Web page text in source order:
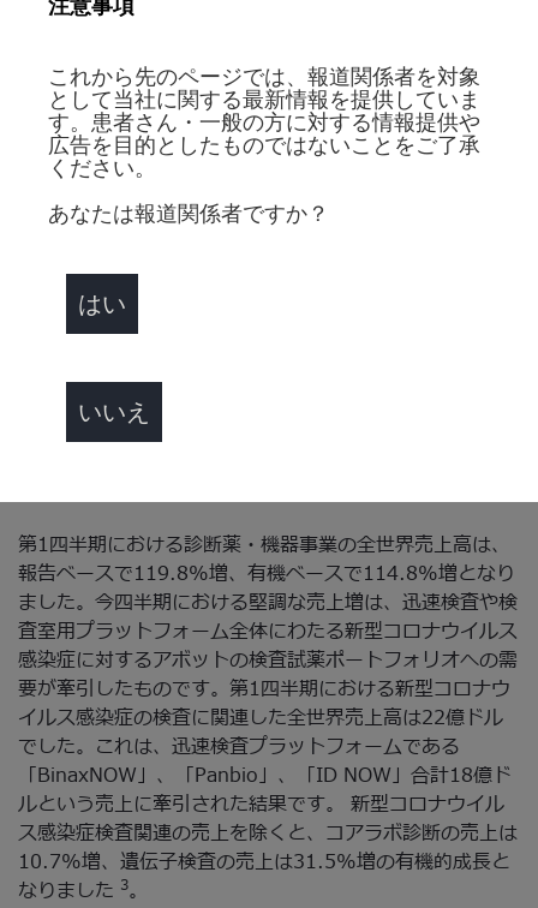
どちらもマーケットリーダーである、幅広くバランス良く
用の栄養剤ブランド「Glucerna®」の販売実績が堅調で
あったことから、成人用栄養剤製品部門におけるグローバ
ルでの売上成長は、報告ベースで18.9%、有機ベースで
18.3%となりました。小児用栄養剤製品部門では、新型
コロナウイルス感染拡大の結果として消費者が自宅待機指
示を前に購入量を増やした2020年第1四半期と比較した場
た。。
診断薬・機器
第1四半期における診断薬・機器事業の全世界売上高は、
報告ベースで119.8%増、有機ベースで114.8%増となり
ました。今四半期における堅調な売上増は、迅速検査や検
査室用プラットフォーム全体にわたる新型コロナウイルス
感染症に対するアボットの検査試薬ポートフォリオへの需
要が牽引したものです。第1四半期における新型コロナウ
イルス感染症の検査に関連した全世界売上高は22億ドル
でした。これは、迅速検査プラットフォームである
「BinaxNOW」、「Panbio」、「ID NOW」合計18億ド
ルという売上に牽引された結果です。 新型コロナウイル
ス感染症検査関連の売上を除くと、コアラボ診断の売上は
10.7%増、遺伝子検査の売上は31.5%増の有機的成長と
なりました 3。
これから先のページでは、報道関係者を対象
として当社に関する最新情報を提供していま
す。患者さん・一般の方に対する情報提供や
広告を目的としたものではないことをご了承
ください。
あなたは報道関係者ですか？
はい
いいえ